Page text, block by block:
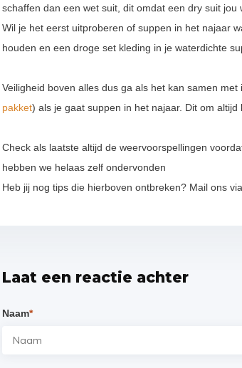
schaffen dan een wet suit, dit omdat een dry suit
Wil je het eerst uitproberen of suppen in het najaar
houden en een droge set kleding in je waterdichte
Veiligheid boven alles dus ga als het kan samen
pakket) als je gaat suppen in het najaar. Dit om
Check als laatste altijd de weervoorspellingen
hebben we helaas zelf ondervonden
Heb jij nog tips die hierboven ontbreken? Mail ons via
Laat een reactie achter
Naam*